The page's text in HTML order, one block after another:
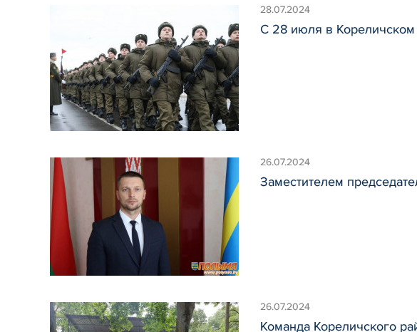
28.07.2024
С 28 июля в Кореличском
26.07.2024
Заместителем
26.07.2024
Команда Кореличского